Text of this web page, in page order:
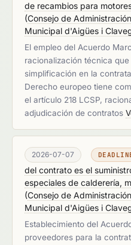
de recambios para
(Consejo de
Municipal d'Aigües i
El empleo del Acuerdo
racionalización técnica
simplificación en la
Derecho europeo tiene
el artículo 218 LCSP,
adjudicación de contratos
2026-07-07
del contrato es el
especiales de calderería,
(Consejo de
Municipal d'Aigües i
Establecimiento del
proveedores para la